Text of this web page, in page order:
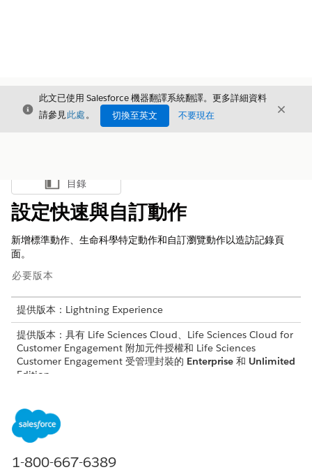
結束
此文已使用 Salesforce 機器翻譯系統翻譯。更多詳細資料
請參見此處。 切換至英文 不要現在 結束
顯示目錄
目錄
設定快速與自訂動作
新增標準動作、生命科學特定動作和自訂瀏覽動作以造訪記錄頁
面。
必要版本
提供版本：Lightning Experience
提供版本：具有 Life Sciences Cloud、Life Sciences Cloud for
Customer Engagement 附加元件授權和 Life Sciences
Customer Engagement 受管理封裝的 Enterprise 和 Unlimited
Edition。
定義及新增動作、使用版面配
置
1-800-667-6389